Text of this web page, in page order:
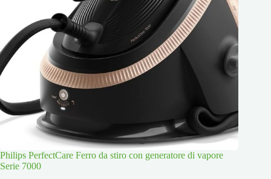
Philips PerfectCare Ferro da stiro con generatore di vapore
Serie 7000